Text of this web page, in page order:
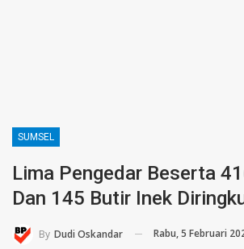
SUMSEL
Lima Pengedar Beserta
Dan 145 Butir Inek
By Dudi Oskandar Rabu, 5 Februari